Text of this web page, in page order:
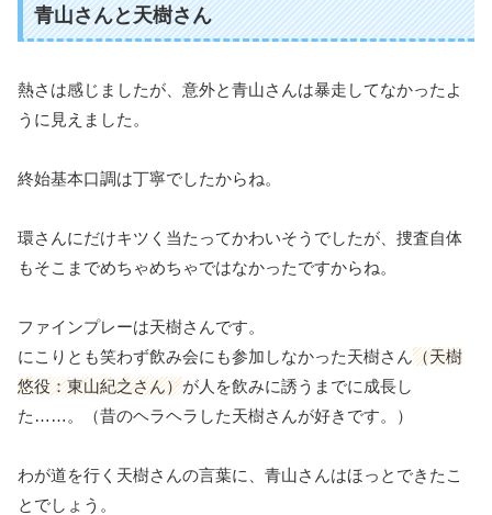
青山さんと天樹さん
熱さは感じましたが、意外と青山さんは暴走してなかったよ
うに見えました。
終始基本口調は丁寧でしたからね。
環さんにだけキツく当たってかわいそうでしたが、捜査自体
もそこまでめちゃめちゃではなかったですからね。
ファインプレーは天樹さんです。
にこりとも笑わず飲み会にも参加しなかった天樹さん（天樹
悠役：東山紀之さん）が人を飲みに誘うまでに成長し
た……。（昔のヘラヘラした天樹さんが好きです。）
わが道を行く天樹さんの言葉に、青山さんはほっとできたこ
とでしょう。